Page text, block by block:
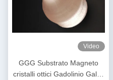
Video
GGG Substrato Magneto
cristalli ottici Gadolinio Gallio